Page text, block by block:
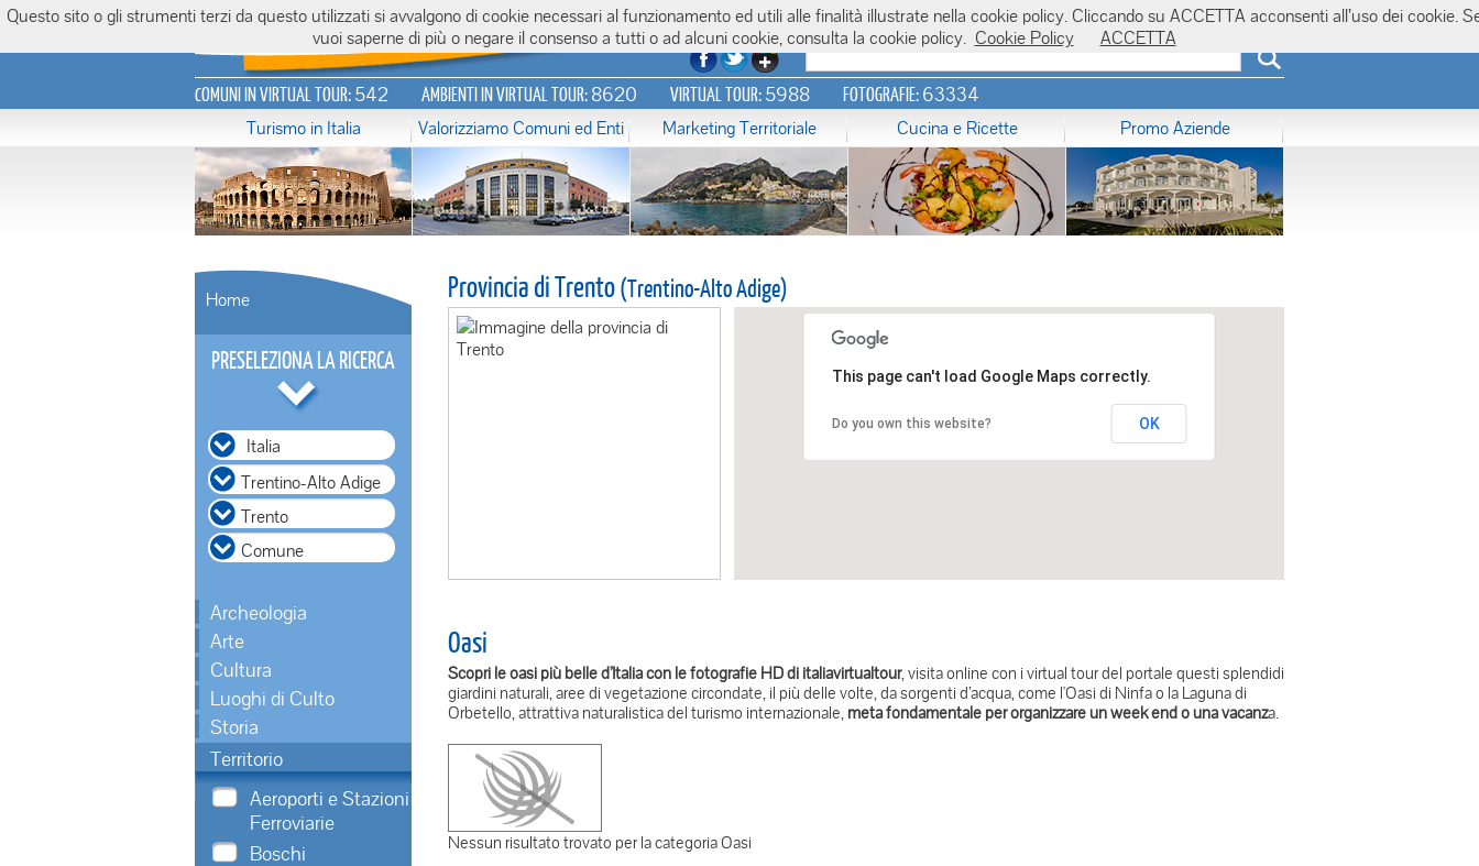
Italiavirtualtour.it
COMUNI IN VIRTUAL TOUR:542 AMBIENTI IN VIRTUAL TOUR:8620 VIRTUAL TOUR:5988 FOTOGRAFIE:63334
Turismo in Italia Valorizziamo Comuni ed Enti Marketing Territoriale Cucina e Ricette Promo Aziende
Home
PRESELEZIONA LA RICERCA
Italia
Archeologia
Arte
Cultura
Luoghi di Culto
Storia
Territorio
Aeroporti e Stazioni
Ferroviarie
Boschi
Provincia di Trento(Trentino-Alto Adige)
12
This page can't load Google Maps correctly.
Do you own this website? OK
Oasi
Scopri le oasi più belle d’Italia con le fotografie HD di italiavirtualtour, visita online con i virtual tour del portale questi splendidi
giardini naturali, aree di vegetazione circondate, il più delle volte, da sorgenti d’acqua, come l'Oasi di Ninfa o la Laguna di
Orbetello, attrattiva naturalistica del turismo internazionale, meta fondamentale per organizzare un week end o una vacanza.
Nessun risultato trovato per la categoria Oasi
Questo sito o gli strumenti terzi da questo utilizzati si avvalgono di cookie necessari al funzionamento ed utili alle finalità illustrate nella cookie policy. Cliccando su ACCETTA acconsenti all’uso dei cookie.
vuoi saperne di più o negare il consenso a tutti o ad alcuni cookie, consulta la cookie policy. Cookie Policy ACCETTA